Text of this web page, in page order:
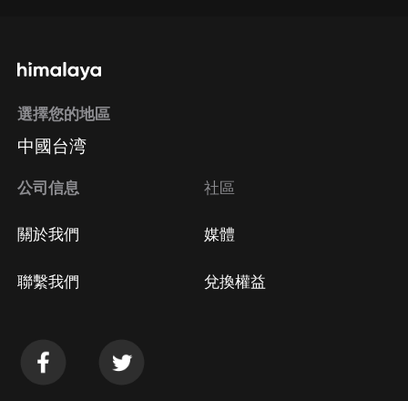
選擇您的地區
中國台湾
公司信息
關於我們
聯繫我們
社區
媒體
兌換權益